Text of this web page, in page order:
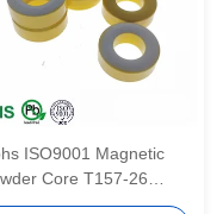
ISO9001 Magnetic
Core T157-26
Soft Iron Powder